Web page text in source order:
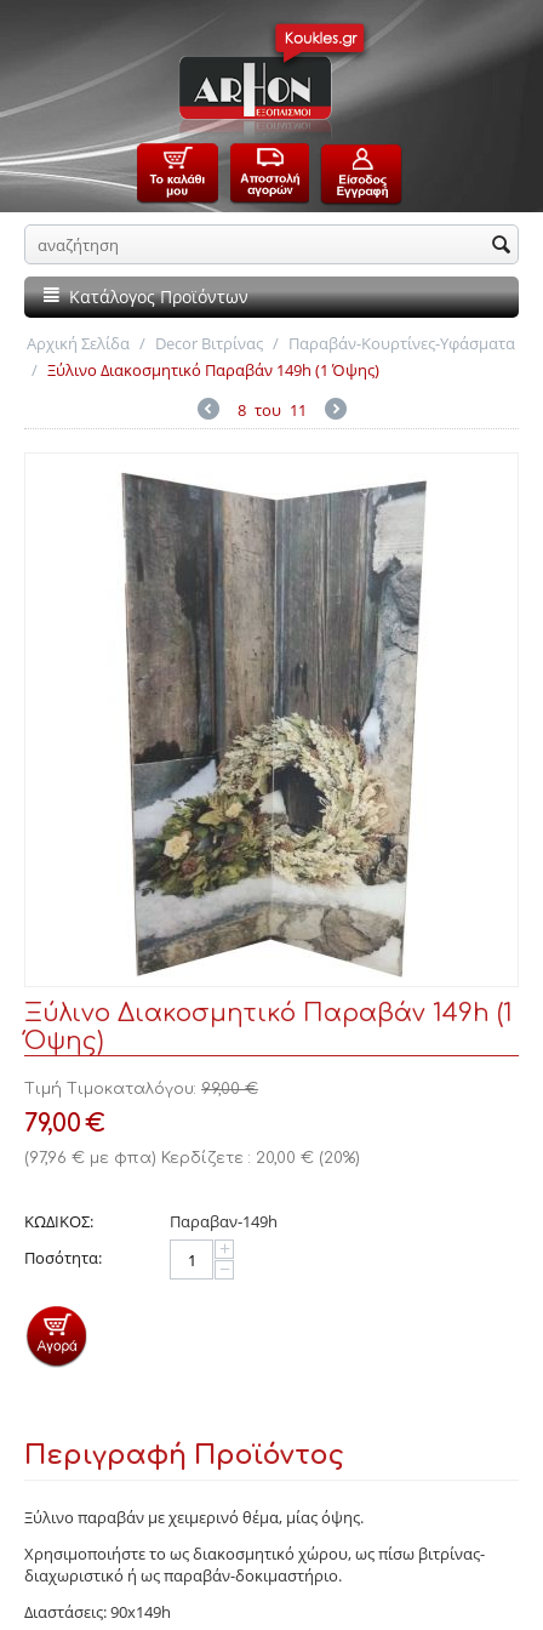
Κατάλογος Προϊόντων
Αρχική Σελίδα / Decor Βιτρίνας / Παραβάν-Κουρτίνες-Υφάσματα
/ Ξύλινο Διακοσμητικό Παραβάν 149h (1 Όψης)
8 του 11
Ξύλινο Διακοσμητικό Παραβάν 149h (1
Όψης)
Τιμή Τιμοκαταλόγου: 99,00 €
79,00€
(97,96 € με φπα) Κερδίζετε : 20,00 € (20%)
ΚΩΔΙΚΟΣ:
Παραβαν-149h
Ποσότητα:
+
−
Περιγραφή Προϊόντος
Ξύλινο παραβάν με χειμερινό θέμα, μίας όψης.
Χρησιμοποιήστε το ως διακοσμητικό χώρου, ως πίσω βιτρίνας-
διαχωριστικό ή ως παραβάν-δοκιμαστήριο.
Διαστάσεις: 90x149h